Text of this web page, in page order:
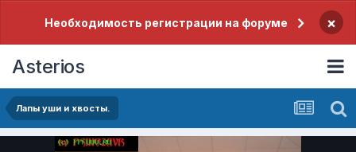
Необходимость регистрации на форуме ×
Asterios
Лапы уши и хвосты.